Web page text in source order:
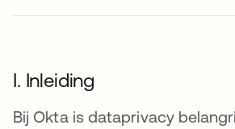
I. Inleiding
Bij Okta is dataprivacy